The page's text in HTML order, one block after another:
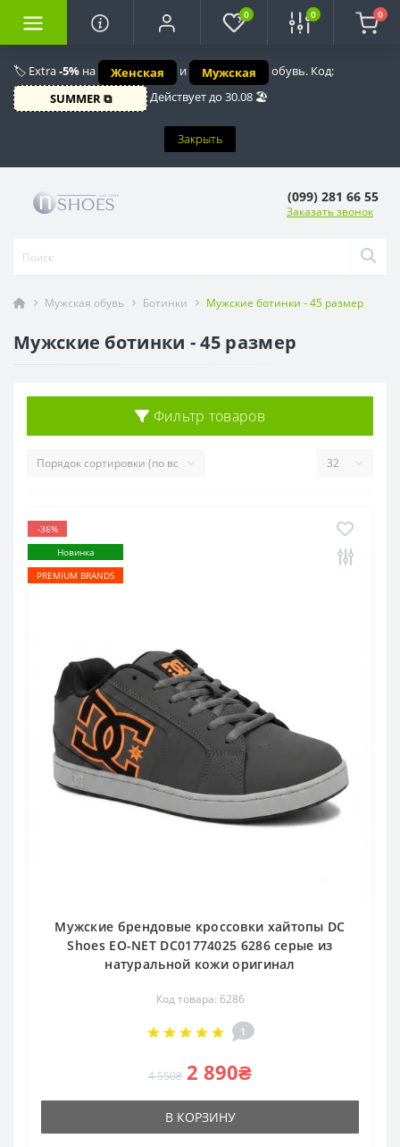
🏷️ Extra-5% на Женская и Мужская
обувь. Код:
SUMMER ⧉
Действует до 30.08 🏖️
Закрыть
0 0 0
(099) 281 66 55
Заказать звонок
Мужская обувь Ботинки Мужские ботинки - 45 размер
Мужские ботинки - 45 размер
Фильтр товаров
-36%
Новинка
PREMIUM BRANDS
Мужские брендовые кроссовки хайтопы DC
Shoes EO-NET DC01774025 6286 серые из
натуральной кожи оригинал
Код товара: 6286
1
4 550₴ 2 890₴
В КОРЗИНУ